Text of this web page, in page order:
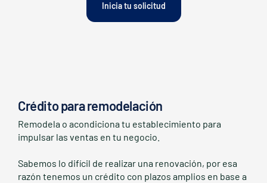
Inicia tu solicitud
Crédito para remodelación
Remodela o acondiciona tu establecimiento para
impulsar las ventas en tu negocio.
Sabemos lo difícil de realizar una renovación, por esa
razón tenemos un crédito con plazos amplios en base a